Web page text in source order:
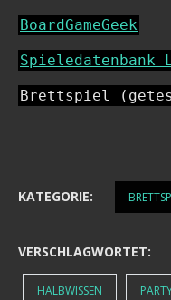
BoardGameGeek
Spieledatenbank
Brettspiel
KATEGORIE:
VERSCHLAGWORTET:
HALBWISSEN